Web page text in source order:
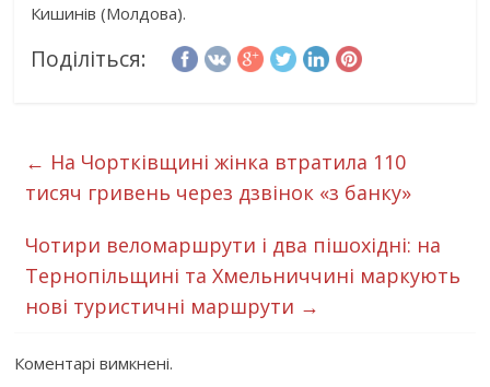
Кишинів (Молдова).
Поділіться:
← На Чортківщині жінка втратила 110
тисяч гривень через дзвінок «з банку»
Чотири веломаршрути і два пішохідні: на
Тернопільщині та Хмельниччині маркують
нові туристичні маршрути →
Коментарі вимкнені.